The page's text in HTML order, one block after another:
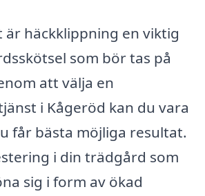
är häckklippning en viktig
som bör tas på
att välja en
i Kågeröd kan du vara
får bästa möjliga resultat.
i din trädgård som
sig i form av ökad